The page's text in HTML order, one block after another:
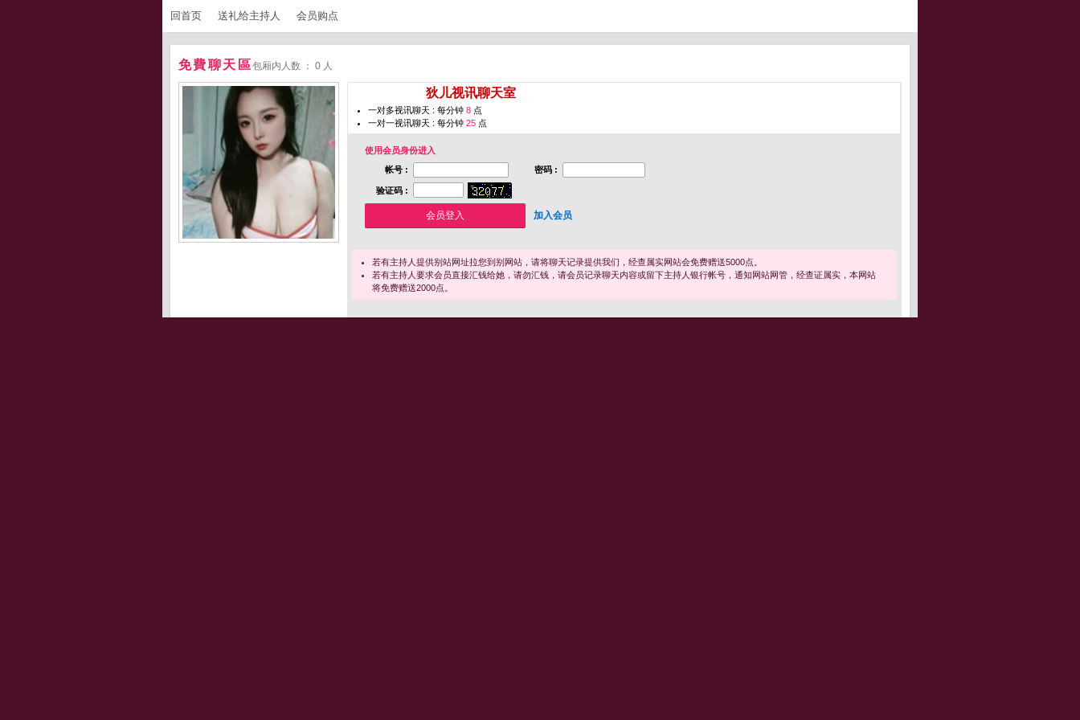
回首页 送礼给主持人 会员购点
免費聊天區包厢内人数 ： 0 人
狄儿视讯聊天室
一对多视讯聊天 : 每分钟 8 点
一对一视讯聊天 : 每分钟 25 点
使用会员身份进入
帐号 :
密码 :
验证码 :
加入会员
若有主持人提供别站网址拉您到别网站，请将聊天记录提供我们，经查属实网站会免费赠送5000点。
若有主持人要求会员直接汇钱给她，请勿汇钱，请会员记录聊天内容或留下主持人银行帐号，通知网站网管，经查证属实，本网站
将免费赠送2000点。